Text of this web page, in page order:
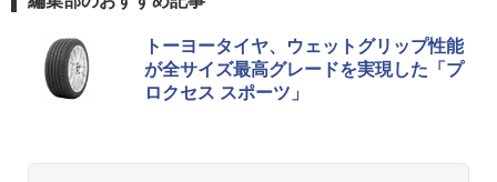
トーヨータイヤ、ウェットグリップ性能
が全サイズ最高グレードを実現した「プ
ロクセス スポーツ」